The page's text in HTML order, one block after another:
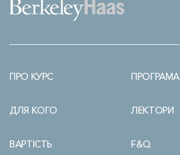
ПРО КУРС ПРОГРАМА
ДЛЯ КОГО ЛЕКТОРИ
ВАРТІСТЬ F&Q